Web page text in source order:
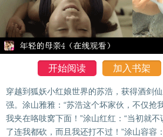
开始阅读 加入书架
穿越到狐妖小红娘世界的苏浩，获得酒剑
强。涂山雅雅：“苏浩这个坏家伙，不仅抢
我夹在咯吱窝下面！”涂山红红：“当初就
了连我都砍，而且我还打不过！”涂山容容